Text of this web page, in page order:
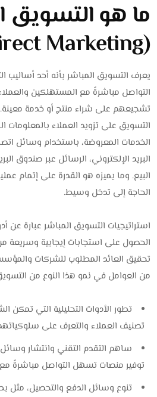
ما هو التسويق
(Direct Marketing) ؟
يعرف التسويق المباشر بأنه أحد أساليب
التواصل مباشرةً مع المستهلكين
تشجيعهم على شراء منتج أو خدمة معينة.
التسويق على تزويد العملاء بالمعلومات
الخدمات المعروضة، باستخدام وسائل
البريد الإلكتروني، الرسائل عبر صندوق
البيع. وما يميزه هو القدرة على إتمام
الحاجة إلى تدخل وسيط.
استراتيجيات التسويق المباشر عبارة عن
الحصول على استجابات إيجابية وسريعة
تحقيق العائد المطلوب للشركات
من العوامل في نمو هذا النوع من
تطور الأدوات التحليلية التي
تصنيف العملاء والتعرف على
ساهم التقدم التقني وانتشار
توفير منصات تسهل التواصل مباشرةً مع
تنوع وسائل الدفع والتحصيل، مثل